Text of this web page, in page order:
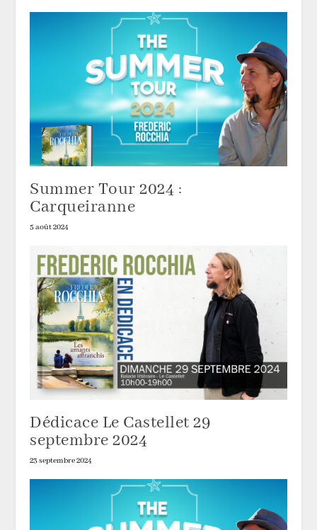
Summer Tour 2024 :
Carqueiranne
5 août 2024
Dédicace Le Castellet 29
septembre 2024
23 septembre 2024